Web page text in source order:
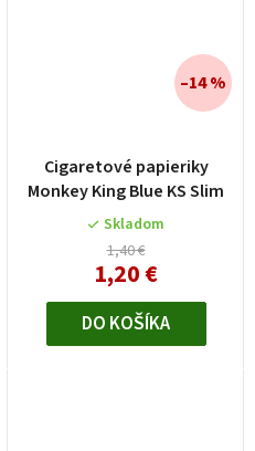
Cigaretové papieriky
Monkey King Blue KS Slim
Skladom
1,40 €
1,20 €
–14 %
DO KOŠÍKA